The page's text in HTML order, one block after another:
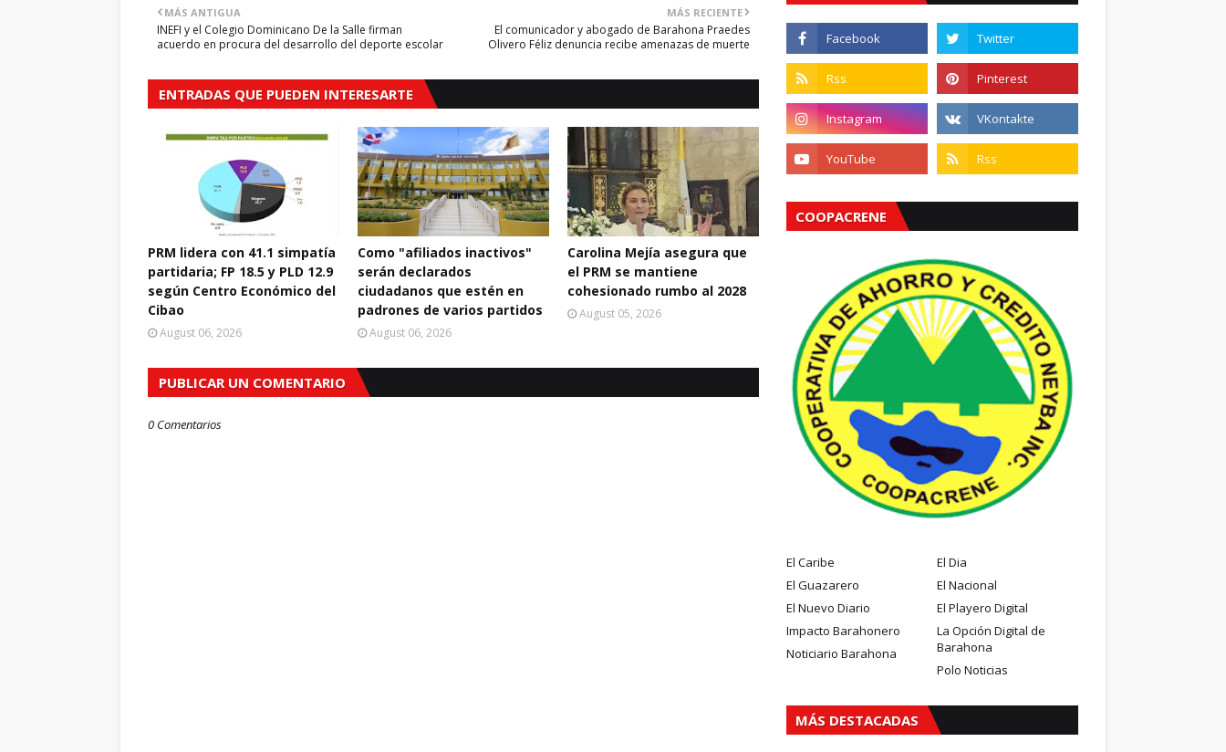
MÁS RECIENTE
El comunicador y abogado de Barahona Praedes
Olivero Féliz denuncia recibe amenazas de muerte
MÁS ANTIGUA
INEFI y el Colegio Dominicano De la Salle firman
acuerdo en procura del desarrollo del deporte escolar
ENTRADAS QUE PUEDEN INTERESARTE
PRM lidera con 41.1 simpatía
partidaria; FP 18.5 y PLD 12.9
según Centro Económico del
Cibao
August 06, 2026
Como "afiliados inactivos"
serán declarados
ciudadanos que estén en
padrones de varios partidos
August 06, 2026
Carolina Mejía asegura que
el PRM se mantiene
cohesionado rumbo al 2028
August 05, 2026
PUBLICAR UN COMENTARIO
0 Comentarios
COOPACRENE
El Caribe
El Dia
El Guazarero
El Nacional
El Nuevo Diario
El Playero Digital
Impacto Barahonero
La Opción Digital de
Barahona
Noticiario Barahona
Polo Noticias
MÁS DESTACADAS